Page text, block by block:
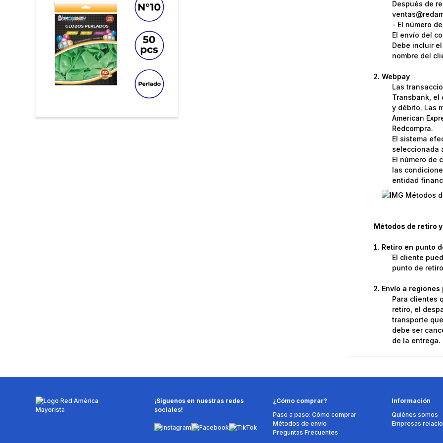
Después de
- El número
El envío del
Debe incluir
nombre del
Webpay
Las
Transbank, el
y débito. Las
American
Redcompra.
El sistema
seleccionada
El número de
las
entidad
Métodos de retiro
Retiro en punto
El cliente
punto de
Envío a
Para clientes
retiro, el
transporte
debe ser
de la entrega.
¡Síguenos en nuestras redes
sociales!
¿Cómo comprar?
Paso a paso: Cómo comprar
Métodos de envío
Preguntas Frecuentes
Información
Quiénes somos
Empresas